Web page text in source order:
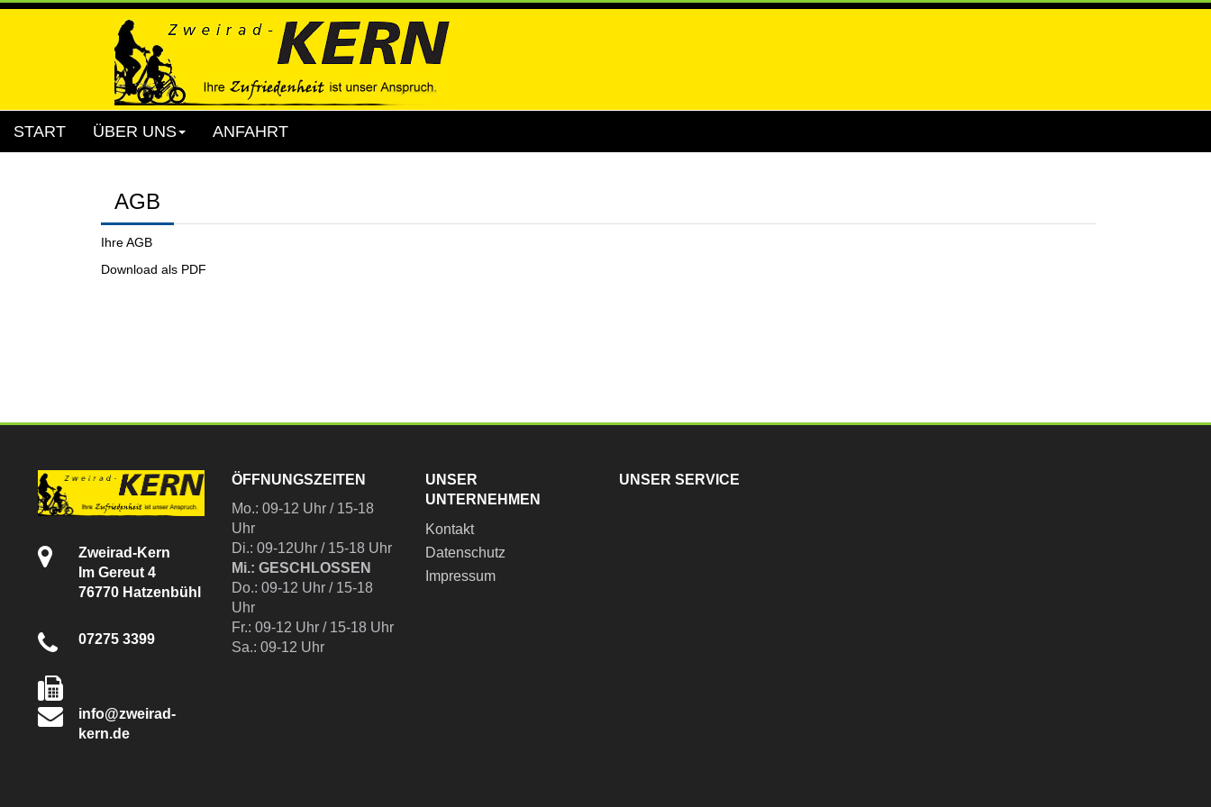
START ÜBER UNS ANFAHRT
AGB
Ihre AGB
Download als PDF
Zweirad-Kern
Im Gereut 4
76770 Hatzenbühl
07275 3399
info@zweirad-
kern.de
ÖFFNUNGSZEITEN
Mo.: 09-12 Uhr / 15-18
Uhr
Di.: 09-12Uhr / 15-18 Uhr
Mi.: GESCHLOSSEN
Do.: 09-12 Uhr / 15-18
Uhr
Fr.: 09-12 Uhr / 15-18 Uhr
Sa.: 09-12 Uhr
UNSER
UNTERNEHMEN
Kontakt
Datenschutz
Impressum
UNSER SERVICE